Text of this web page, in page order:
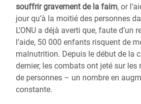
souffrir gravement de la faim, or
jour qu’à la moitié des personnes
L’ONU a déjà averti que, faute d’un
l’aide, 50 000 enfants risquent de
malnutrition. Depuis le début de la
dernier, les combats ont jeté sur les
de personnes – un nombre en
constante.